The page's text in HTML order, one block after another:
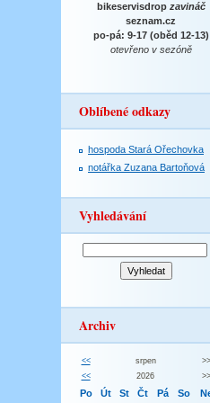
bikeservisdrop zavináč
seznam.cz
po-pá: 9-17 (oběd 12-13)
otevřeno v sezóně
Oblíbené odkazy
hospoda Stará Ořechovka
notářka Zuzana Bartoňová
Vyhledávání
Archiv
<< srpen
>>
<<
2026 >>
Po Út St Čt Pá So